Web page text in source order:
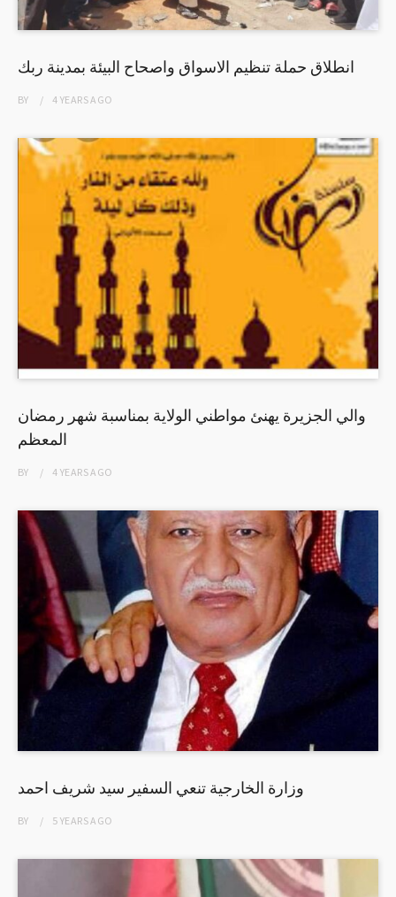
انطلاق حملة تنظيم الاسواق واصحاح البيئة بمدينة ربك
BY 4 YEARSAGO
والي الجزيرة يهنئ مواطني الولاية بمناسبة شهر رمضان
المعظم
BY 4 YEARSAGO
وزارة الخارجية تنعي السفير سيد شريف احمد
BY 5 YEARSAGO